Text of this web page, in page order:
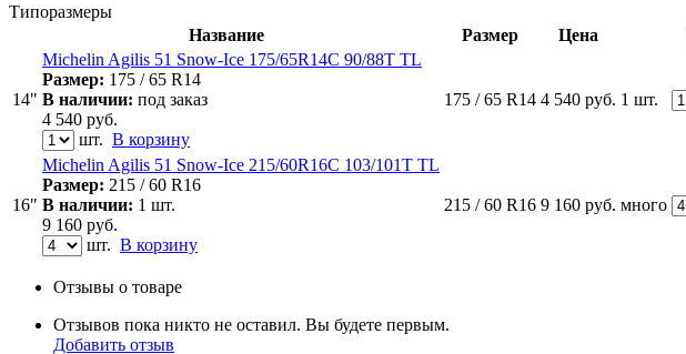
Типоразмеры
Название
Размер Цена
14"
Michelin Agilis 51 Snow-Ice 175/65R14C 90/88T TL
Размер: 175 / 65 R14
В наличии: под заказ
4 540 руб.
шт. В корзину
175 / 65 R14 4 540 руб. 1 шт.
16"
Michelin Agilis 51 Snow-Ice 215/60R16C 103/101T TL
Размер: 215 / 60 R16
В наличии: 1 шт.
9 160 руб.
шт. В корзину
215 / 60 R16 9 160 руб. много
Отзывы о товаре
Отзывов пока никто не оставил. Вы будете первым.
Добавить отзыв